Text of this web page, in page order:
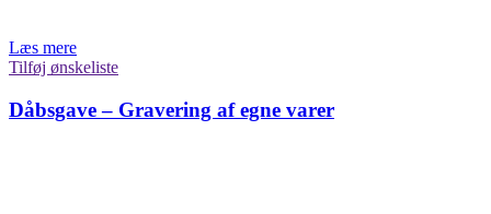
Læs mere
Tilføj ønskeliste
Dåbsgave – Gravering af egne varer